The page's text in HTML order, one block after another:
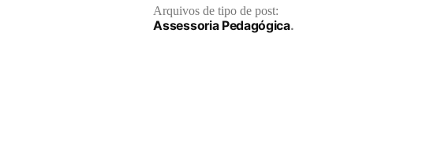
Arquivos de tipo de post:
Assessoria Pedagógica